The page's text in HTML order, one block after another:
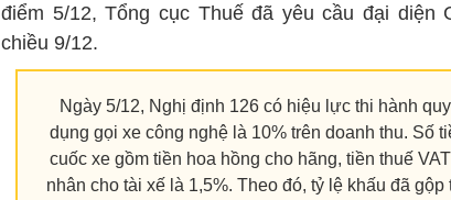
điểm 5/12, Tổng cục Thuế đã yêu cầu đại diện
chiều 9/12.
Ngày 5/12, Nghị định 126 có hiệu lực thi hành
dụng gọi xe công nghệ là 10% trên doanh thu. Số
cuốc xe gồm tiền hoa hồng cho hãng, tiền thuế
nhân cho tài xế là 1,5%. Theo đó, tỷ lệ khấu đã